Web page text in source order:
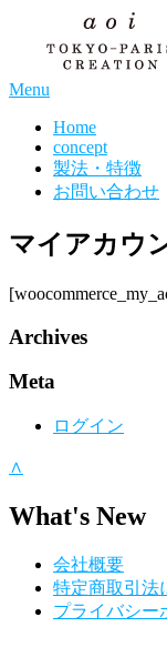
Menu
Home
concept
製法・特徴
お問い合わせ
マイアカウ
Archives
Meta
ログイン
∧
What's New
会社概要
特定商取引法
プライバシー